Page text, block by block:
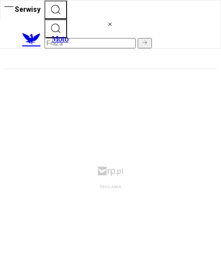
Serwisy
Moto